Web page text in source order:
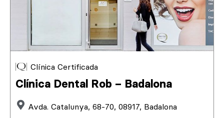
Clínica Certificada
Clínica Dental Rob – Badalona
Avda. Catalunya, 68-70, 08917, Badalona